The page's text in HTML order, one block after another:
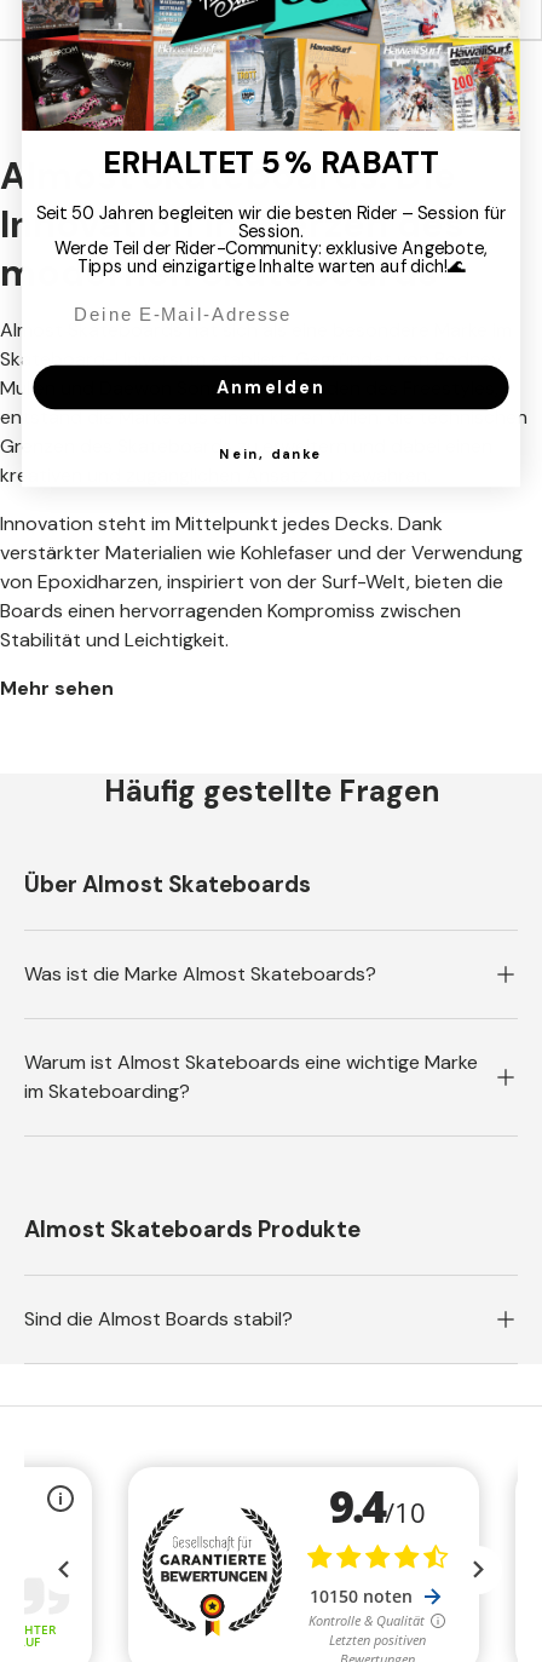
Almost Skateboards: Die
Innovation im Herzen des
modernen Skateboards
Almost Skateboards hat sich als eine besondere Marke im
Skateboard-Universum etabliert. Gegründet von Rodney
Mullen und Daewon Song, zwei Legenden des Freestyles,
entstand die Marke aus einem klaren Willen: die technischen
Grenzen des Skateboards zu erweitern und dabei einen
kreativen und zugänglichen Ansatz zu bewahren.
Innovation steht im Mittelpunkt jedes Decks. Dank
verstärkter Materialien wie Kohlefaser und der Verwendung
von Epoxidharzen, inspiriert von der Surf-Welt, bieten die
Boards einen hervorragenden Kompromiss zwischen
Stabilität und Leichtigkeit.
Mehr sehen
Häufig gestellte Fragen
Über Almost Skateboards
Was ist die Marke Almost Skateboards?
Warum ist Almost Skateboards eine wichtige Marke
im Skateboarding?
Almost Skateboards Produkte
Sind die Almost Boards stabil?
ERHALTET 5 % RABATT
Seit 50 Jahren begleiten wir die besten Rider – Session für
Session.
Werde Teil der Rider-Community: exklusive Angebote,
Tipps und einzigartige Inhalte warten auf dich!🌊
Anmelden
Nein, danke